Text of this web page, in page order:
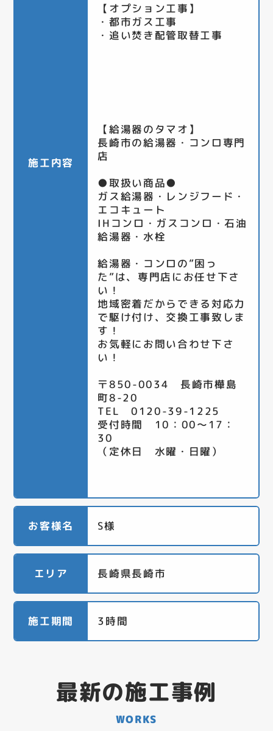
施工内容
【オプション工事】
・都市ガス工事
・追い焚き配管取替工事
【給湯器のタマオ】
長崎市の給湯器・コンロ専門
店
●取扱い商品●
ガス給湯器・レンジフード・
エコキュート
IHコンロ・ガスコンロ・石油
給湯器・水栓
給湯器・コンロの”困っ
た”は、専門店にお任せ下さ
い！
地域密着だからできる対応力
で駆け付け、交換工事致しま
す！
お気軽にお問い合わせ下さ
い！
〒850-0034 長崎市樺島
町8-20
TEL 0120-39-1225
受付時間 10：00～17：
30
（定休日 水曜・日曜）
お客様名 S様
エリア 長崎県長崎市
施工期間 3時間
最新の施工事例
WORKS